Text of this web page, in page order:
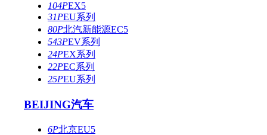
104PEX5
31PEU系列
80P北汽新能源EC5
543PEV系列
24PEX系列
22PEC系列
25PEU系列
BEIJING汽车
6P北京EU5